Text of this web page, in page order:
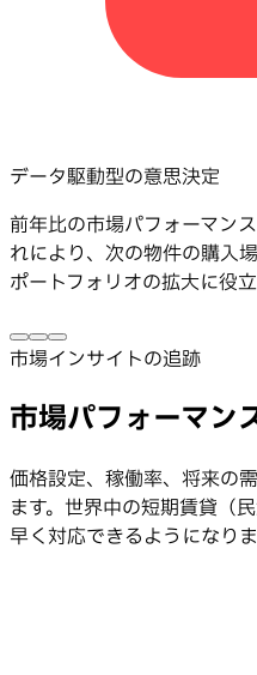
データ駆動型の意思決定
前年比の市場パフォーマン
れにより、次の物件の購入
ポートフォリオの拡大に役立
市場インサイトの追跡
市場パフォーマン
価格設定、稼働率、将来の
ます。世界中の短期賃貸（
早く対応できるようになりま